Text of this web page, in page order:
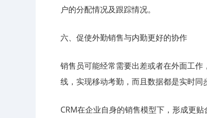
户的分配情况及跟踪情况。
六、促使外勤销售与内勤更好的协作
销售员可能经常需要出差或者在外面工作
线，实现移动考勤，而且数据都是实时同
CRM在企业自身的销售模型下，形成更